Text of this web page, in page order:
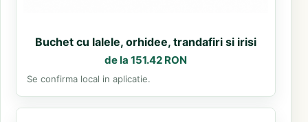
Buchet cu lalele, orhidee, trandafiri si irisi
de la 151.42 RON
Se confirma local in aplicatie.